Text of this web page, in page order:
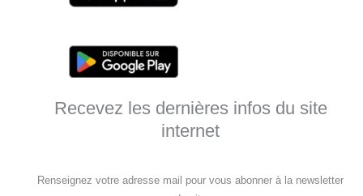
Recevez les dernières infos du site
internet
Renseignez votre adresse mail pour vous abonner à la newsletter